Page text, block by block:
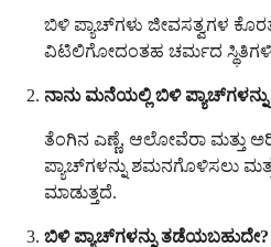
ಬಿಳಿ ಪ್ಯಾಚ್‌ಗಳು ಜೀವಸತ್ವಗಳ
ವಿಟಿಲಿಗೋದಂತಹ ಚರ್ಮದ
ನಾನು ಮನೆಯಲ್ಲಿ ಬಿಳಿ ಪ್ಯಾಚ್‌ಗಳನ್ನು
ತೆಂಗಿನ ಎಣ್ಣೆ, ಆಲೋವೆರಾ ಮತ್ತು
ಪ್ಯಾಚ್‌ಗಳನ್ನು ಶಮನಗೊಳಿಸಲು
ಮಾಡುತ್ತದೆ.
ಬಿಳಿ ಪ್ಯಾಚ್‌ಗಳನ್ನು ತಡೆಯಬಹುದೇ?